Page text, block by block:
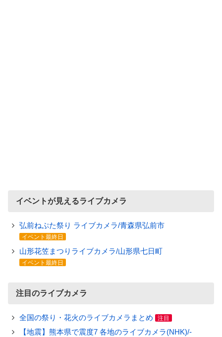
イベントが見えるライブカメラ
弘前ねぷた祭り ライブカメラ/青森県弘前市
イベント最終日
山形花笠まつりライブカメラ/山形県七日町
イベント最終日
注目のライブカメラ
全国の祭り・花火のライブカメラまとめ 注目
【地震】熊本県で震度7 各地のライブカメラ(NHK)/-